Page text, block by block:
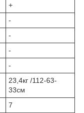
+
-
-
-
-
23,4кг /112-63-
33см
7